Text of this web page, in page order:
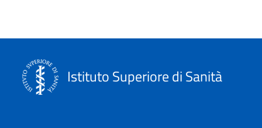
Istituto Superiore di Sanità